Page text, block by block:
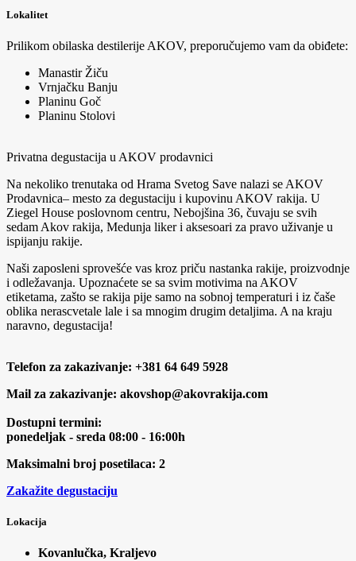
Lokalitet
Prilikom obilaska destilerije AKOV, preporučujemo vam da obiđete:
Manastir Žiču
Vrnjačku Banju
Planinu Goč
Planinu Stolovi
Privatna degustacija u AKOV prodavnici
Na nekoliko trenutaka od Hrama Svetog Save nalazi se AKOV
Prodavnica– mesto za degustaciju i kupovinu AKOV rakija. U
Ziegel House poslovnom centru, Nebojšina 36, čuvaju se svih
sedam Akov rakija, Medunja liker i aksesoari za pravo uživanje u
ispijanju rakije.
Naši zaposleni sprovešće vas kroz priču nastanka rakije, proizvodnje
i odležavanja. Upoznaćete se sa svim motivima na AKOV
etiketama, zašto se rakija pije samo na sobnoj temperaturi i iz čaše
oblika nerascvetale lale i sa mnogim drugim detaljima. A na kraju
naravno, degustacija!
Telefon za zakazivanje: +381 64 649 5928
Mail za zakazivanje: akovshop@akovrakija.com
Dostupni termini:
ponedeljak - sreda 08:00 - 16:00h
Maksimalni broj posetilaca: 2
Zakažite degustaciju
Lokacija
Kovanlučka, Kraljevo